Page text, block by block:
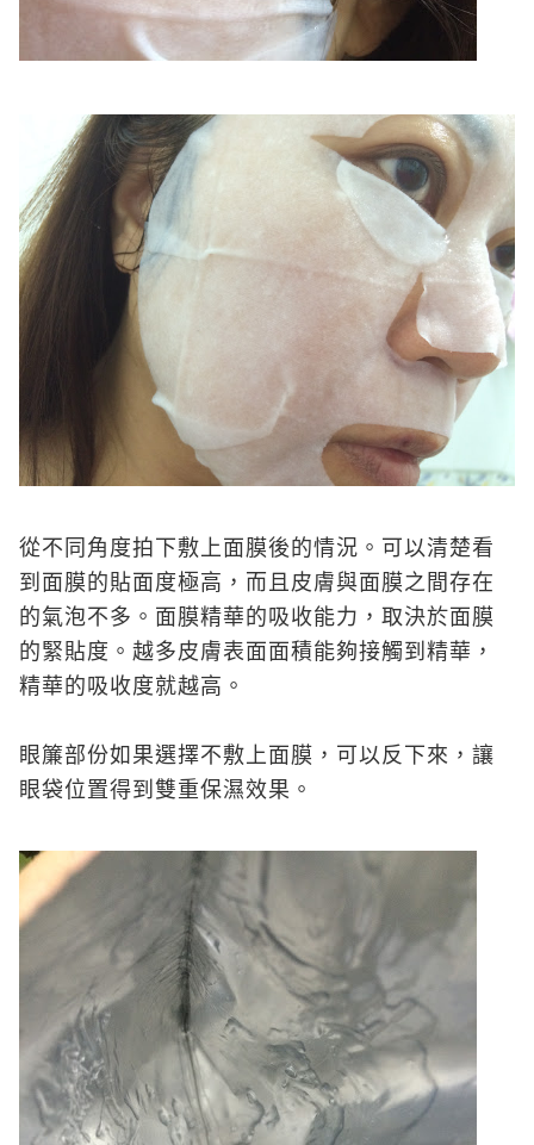
從不同角度拍下敷上面膜後的情況。可以清楚看
到面膜的貼面度極高，而且皮膚與面膜之間存在
的氣泡不多。面膜精華的吸收能力，取決於面膜
的緊貼度。越多皮膚表面面積能夠接觸到精華，
精華的吸收度就越高。
眼簾部份如果選擇不敷上面膜，可以反下來，讓
眼袋位置得到雙重保濕效果。